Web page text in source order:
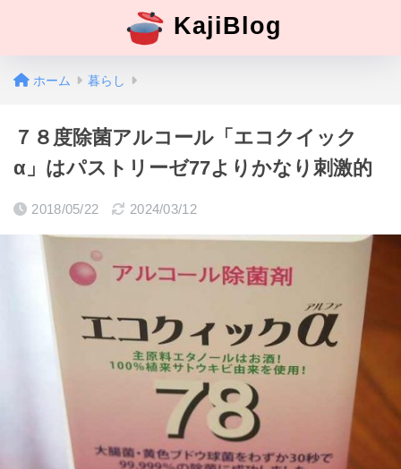
KajiBlog
ホーム 暮らし
７８度除菌アルコール「エコクイック
α」はパストリーゼ77よりかなり刺激的
2018/05/22 2024/03/12